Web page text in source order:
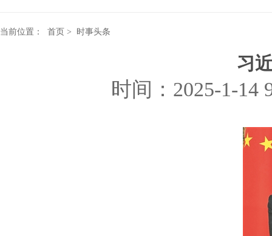
当前位置： 首页 > 时事头条
习
时间：2025-1-